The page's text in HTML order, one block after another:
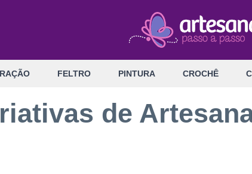
FELTRO PINTURA CROCHÊ
de